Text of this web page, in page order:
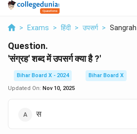
> Exams > हिंदी > उपसर्ग > Sangrah
Question.
'संग्रह' शब्द में उपसर्ग क्या है ?'
Bihar Board X - 2024
Bihar Board X
Updated On: Nov 10, 2025
स